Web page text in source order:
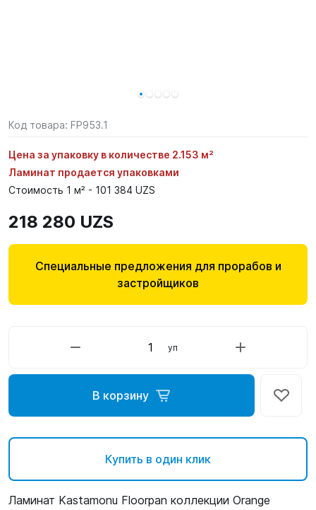
Код товара: FP953.1
Цена за упаковку в количестве 2.153 м²
Ламинат продается упаковками
Стоимость 1 м² - 101 384 UZS
218 280 UZS
Специальные предложения для прорабов и
застройщиков
уп
В корзину
Купить в один клик
Ламинат Kastamonu Floorpan коллекции Orange